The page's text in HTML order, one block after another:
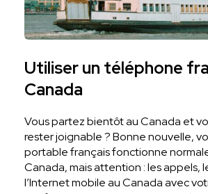
Utiliser un téléphone
Canada
Vous partez bientôt au Canada et
rester joignable ? Bonne nouvelle,
portable français fonctionne
Canada, mais attention : les appels,
l’Internet mobile au Canada avec